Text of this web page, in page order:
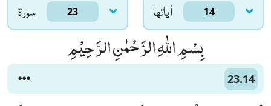
سورۃ 23 اٰياتها 14
بِسْمِ اللّٰهِ الرَّحْمٰنِ الرَّحِیْمِ
23.14